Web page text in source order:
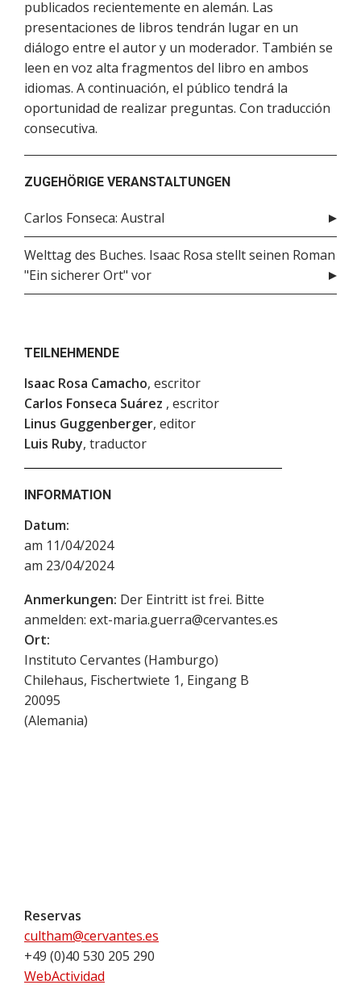
publicados recientemente en alemán. Las
presentaciones de libros tendrán lugar en un
diálogo entre el autor y un moderador. También se
leen en voz alta fragmentos del libro en ambos
idiomas. A continuación, el público tendrá la
oportunidad de realizar preguntas. Con traducción
consecutiva.
ZUGEHÖRIGE VERANSTALTUNGEN
Carlos Fonseca: Austral
Welttag des Buches. Isaac Rosa stellt seinen Roman
"Ein sicherer Ort" vor
TEILNEHMENDE
Isaac Rosa Camacho, escritor
Carlos Fonseca Suárez , escritor
Linus Guggenberger, editor
Luis Ruby, traductor
INFORMATION
Datum:
am 11/04/2024
am 23/04/2024
Anmerkungen: Der Eintritt ist frei. Bitte
anmelden: ext-maria.guerra@cervantes.es
Ort:
Instituto Cervantes (Hamburgo)
Chilehaus, Fischertwiete 1, Eingang B
20095
(Alemania)
Reservas
cultham@cervantes.es
+49 (0)40 530 205 290
WebActividad